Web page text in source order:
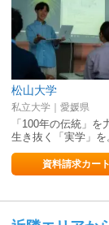
松山大学
私立大学｜愛媛県
「100年の伝統」を
生き抜く「実学」
資料請求カー